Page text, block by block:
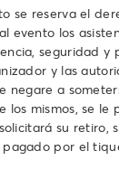
se reserva el
evento los
seguridad y
y las
negare a
los mismos, se le
su retiro,
por el